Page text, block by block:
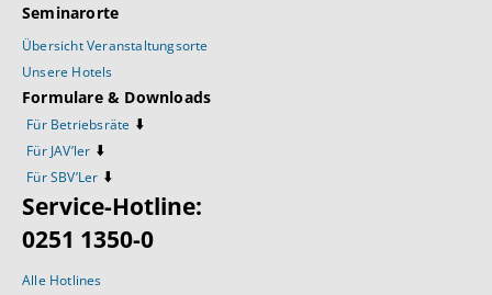
Seminarorte
Übersicht Veranstaltungsorte
Unsere Hotels
Formulare & Downloads
Für Betriebsräte ⬇️
Für JAV’ler ⬇️
Für SBV’Ler ⬇️
Service-Hotline:
0251 1350-0
Alle Hotlines